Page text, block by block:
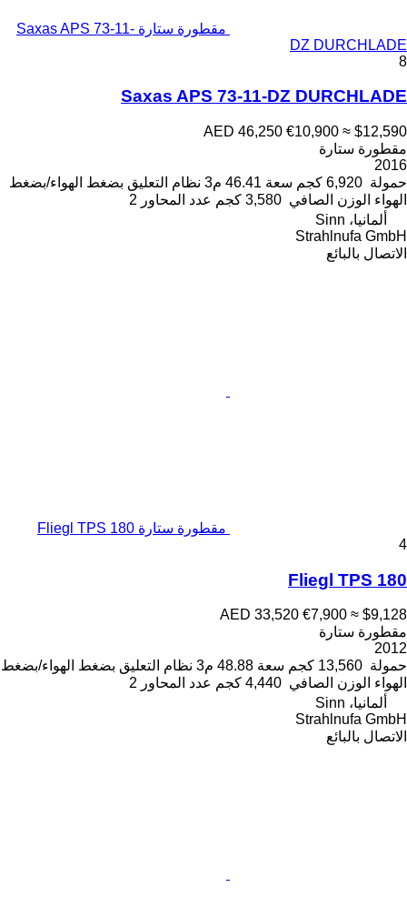
مقطورة ستارة Saxas APS 73-11-
DZ DURCHLADE
8
Saxas APS 73-11-DZ DURCHLADE
AED 46,250 €10,900 ≈ $12,590
مقطورة ستارة
2016
حمولة 6,920 كجم سعة 46.41 م3 نظام التعليق بضغط الهواء/بضغط
الهواء الوزن الصافي 3,580 كجم عدد المحاور 2
ألمانيا، Sinn
Strahlnufa GmbH
الاتصال بالبائع
مقطورة ستارة Fliegl TPS 180
4
Fliegl TPS 180
AED 33,520 €7,900 ≈ $9,128
مقطورة ستارة
2012
حمولة 13,560 كجم سعة 48.88 م3 نظام التعليق بضغط الهواء/بضغط
الهواء الوزن الصافي 4,440 كجم عدد المحاور 2
ألمانيا، Sinn
Strahlnufa GmbH
الاتصال بالبائع